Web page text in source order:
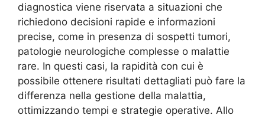
diagnostica viene riservata a situazioni che
richiedono decisioni rapide e informazioni
precise, come in presenza di sospetti tumori,
patologie neurologiche complesse o malattie
rare. In questi casi, la rapidità con cui è
possibile ottenere risultati dettagliati può fare la
differenza nella gestione della malattia,
ottimizzando tempi e strategie operative. Allo